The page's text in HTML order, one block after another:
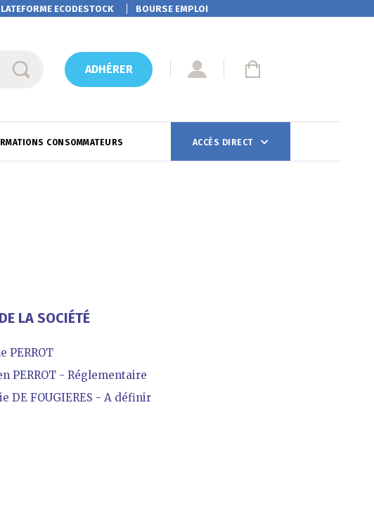
ECODESTOCK BOURSE EMPLOI
ADHÉRER
CONSOMMATEURS ACCÈS DIRECT
LA SOCIÉTÉ
PERROT
PERROT - Réglementaire
DE FOUGIERES - A définir